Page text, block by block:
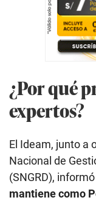
¿Por qué
expertos?
El Ideam, junto a
Nacional de
(SNGRD),
mantiene como